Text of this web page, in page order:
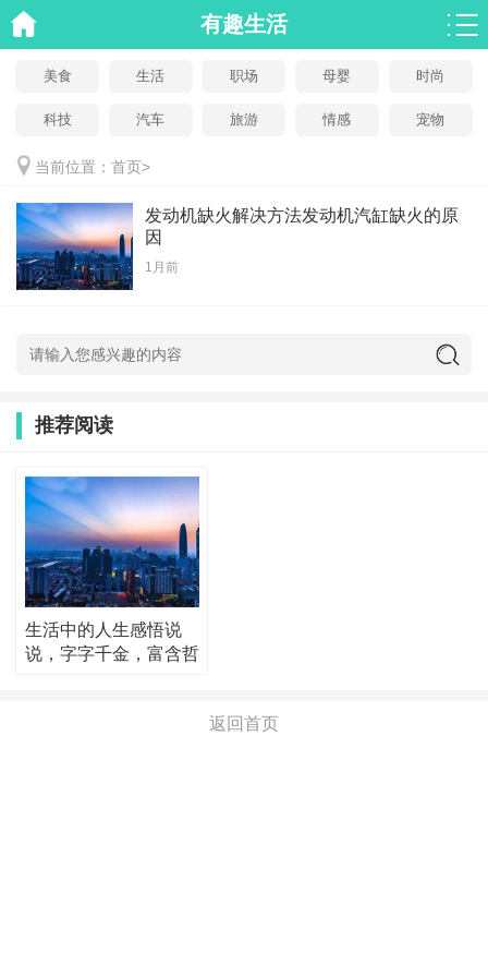
有趣生活
美食 生活 职场 母婴 时尚
科技 汽车 旅游 情感 宠物
当前位置： 首页>
发动机缺火解决方法发动机汽缸缺火的原
因
1月前
推荐阅读
生活中的人生感悟说
说，字字千金，富含哲
返回首页